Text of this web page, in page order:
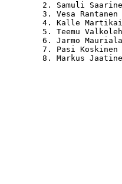
2. Samuli
3. Vesa Rantanen
4. Kalle
5. Teemu
6. Jarmo
7. Pasi Koskinen